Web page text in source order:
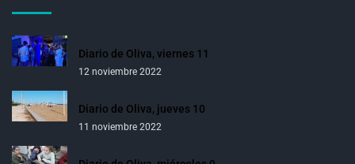
Diario de Oliva, viernes 11
12 noviembre 2022
Diario de Oliva, jueves 10
11 noviembre 2022